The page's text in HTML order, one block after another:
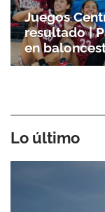
Juegos
resultado |
en
Lo último